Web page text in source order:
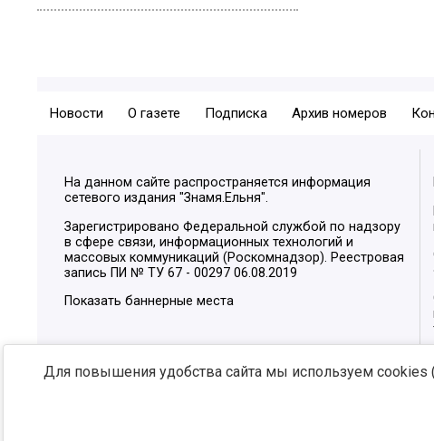
Новости О газете Подписка Архив номеров
На данном сайте распространяется информация
сетевого издания "Знамя.Ельня".
Зарегистрировано Федеральной службой по надзору
в сфере связи, информационных технологий и
массовых коммуникаций (Роскомнадзор). Реестровая
запись ПИ № ТУ 67 - 00297 06.08.2019
Показать баннерные места
Для повышения удобства сайта мы используем cookies